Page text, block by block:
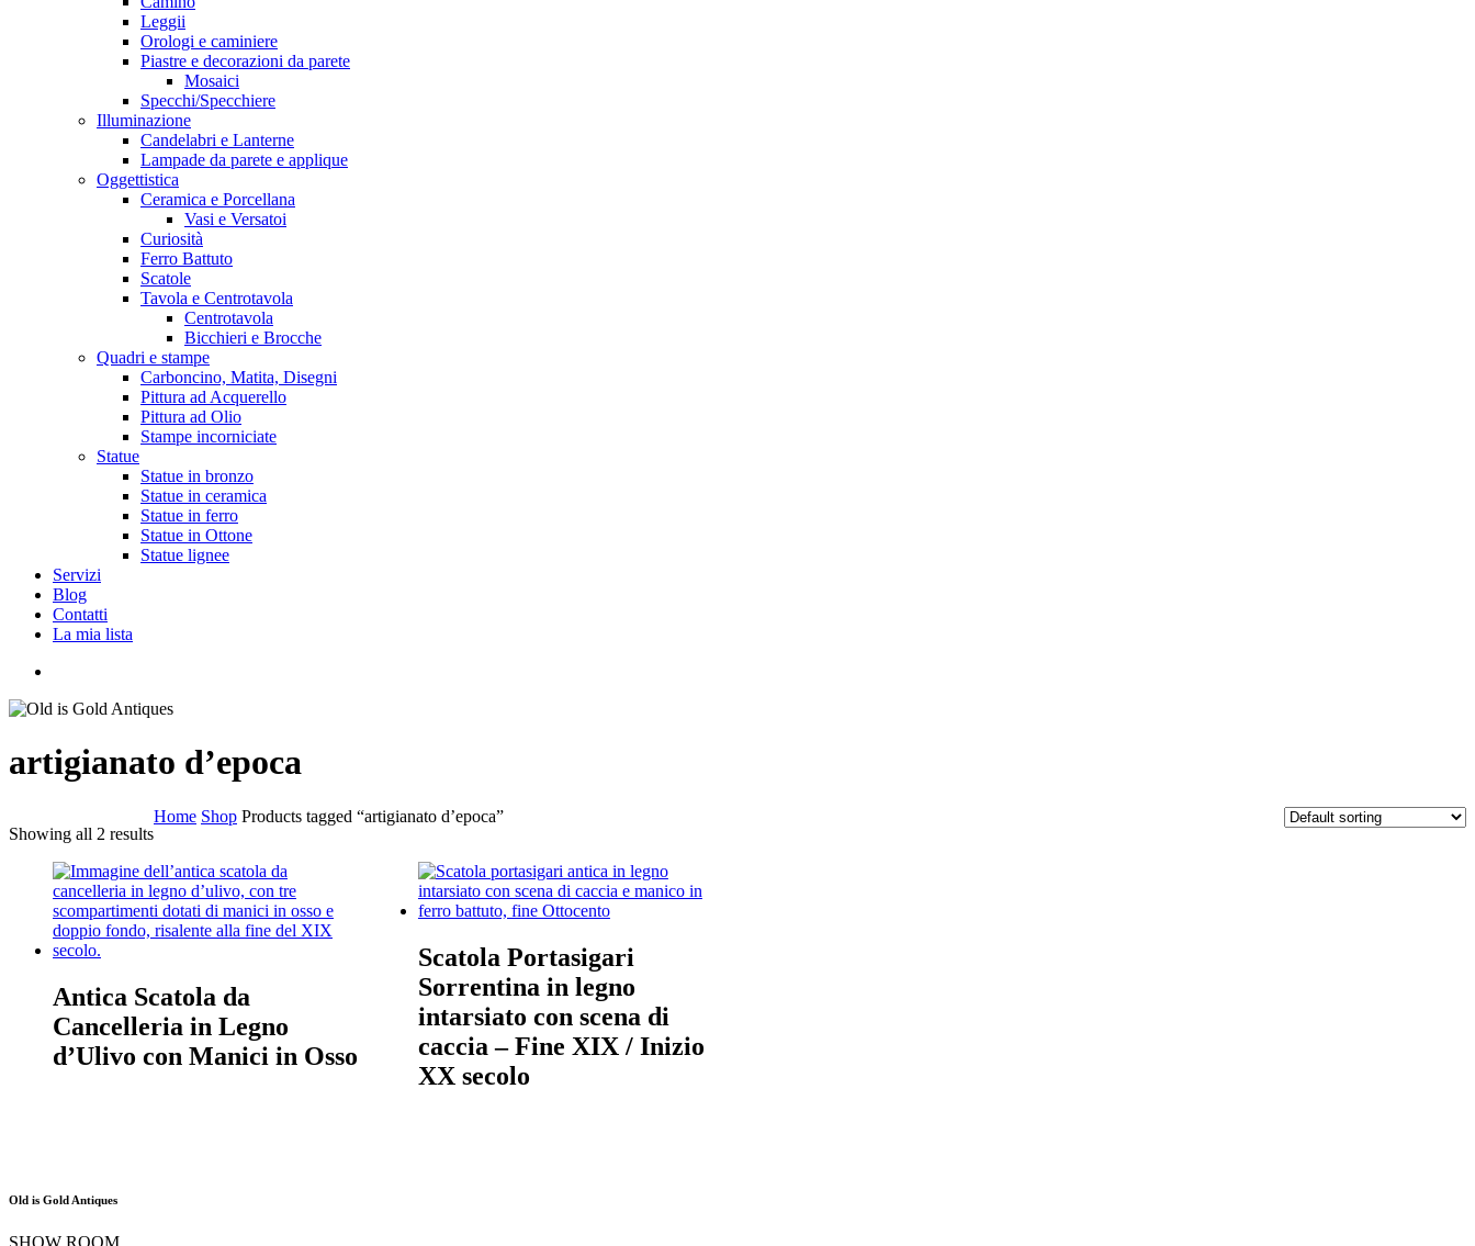
Leggii
Orologi e caminiere
Piastre e decorazioni da parete
Mosaici
Specchi/Specchiere
Illuminazione
Candelabri e Lanterne
Lampade da parete e applique
Oggettistica
Ceramica e Porcellana
Vasi e Versatoi
Curiosità
Ferro Battuto
Scatole
Tavola e Centrotavola
Centrotavola
Bicchieri e Brocche
Quadri e stampe
Carboncino, Matita, Disegni
Pittura ad Acquerello
Pittura ad Olio
Stampe incorniciate
Statue
Statue in bronzo
Statue in ceramica
Statue in ferro
Statue in Ottone
Statue lignee
Servizi
Blog
Contatti
La mia lista
artigianato d’epoca
Showing all 2 results
Home Shop Products tagged “artigianato d’epoca”
Antica Scatola da
Cancelleria in Legno
d’Ulivo con Manici in Osso
Scatola Portasigari
Sorrentina in legno
intarsiato con scena di
caccia – Fine XIX / Inizio
XX secolo
Old is Gold Antiques